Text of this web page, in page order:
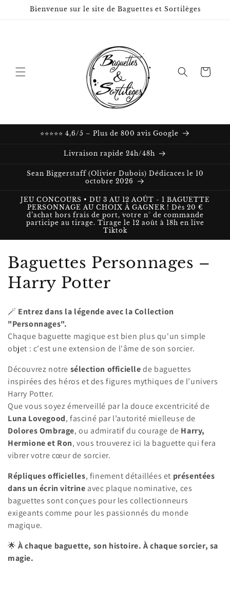
et passer
Bienvenue sur le site de Baguettes et Sortilèges
Panier
⭐⭐⭐⭐⭐ 4,6/5 – Plus de 800 avis Google
Livraison rapide 24h/48h
Sean Biggerstaff (Olivier Dubois) Dédicaces le 10
octobre 2026
JEU CONCOURS • DU 3 AU 12 AOÛT - 1 BAGUETTE
PERSONNAGE AU CHOIX À GAGNER ! Dès 20 €
d’achat hors frais de port, votre n° de commande
participe au tirage. Tirage le 12 août à 18h en live
Tiktok
C
o
l
e
c
t
i
o
n
:
Baguettes Personnages –
Harry Potter
🪄 Entrez dans la légende avec la Collection
"Personnages".
Chaque baguette magique est bien plus qu'un simple
objet : c'est une extension de l'âme de son sorcier.
Découvrez notre sélection officiellede baguettes
inspirées des héros et des figures mythiques de l’univers
Harry Potter.
Que vous soyez émerveillé par la douce excentricité de
Luna Lovegood, fasciné par l’autorité mielleuse de
Dolores Ombrage, ou admiratif du courage de Harry,
Hermione et Ron, vous trouverez ici la baguette qui fera
vibrer votre cœur de sorcier.
Répliques officielles, finement détaillées et présentées
dans un écrin vitrine avec plaque nominative, ces
baguettes sont conçues pour les collectionneurs
exigeants comme pour les passionnés du monde
magique.
🌟À chaque baguette, son histoire. À chaque sorcier, sa
magie.